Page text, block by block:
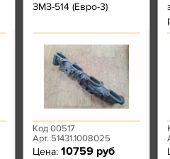
ЗМЗ-514 (Евро-3)
Код 00517
Арт. 51431.1008025
Цена: 10759 руб